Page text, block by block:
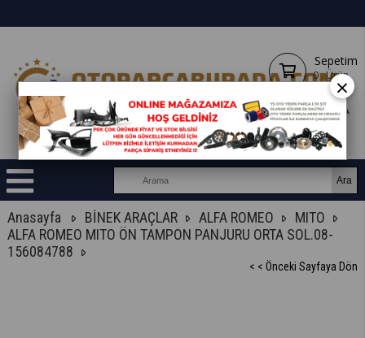
Sepetim
0 Ürün
Anasayfa BİNEK ARAÇLAR ALFA ROMEO
MITO
ALFA ROMEO MITO ÖN TAMPON PANJURU ORTA SOL.08-
156084788
< < Önceki Sayfaya Dön
×